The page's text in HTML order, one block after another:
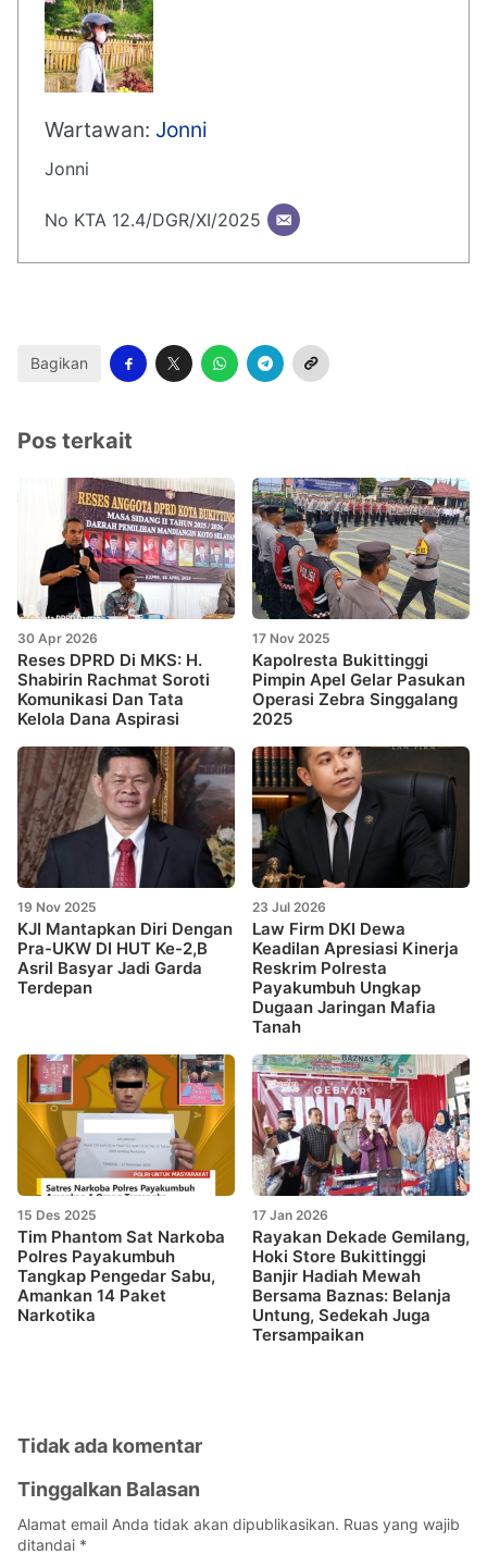
Wartawan: Jonni
Jonni
No KTA 12.4/DGR/XI/2025
Bagikan
Pos terkait
30 Apr 2026
Reses DPRD Di MKS: H.
Shabirin Rachmat Soroti
Komunikasi Dan Tata
Kelola Dana Aspirasi
17 Nov 2025
Kapolresta Bukittinggi
Pimpin Apel Gelar Pasukan
Operasi Zebra Singgalang
2025
19 Nov 2025
KJI Mantapkan Diri Dengan
Pra-UKW DI HUT Ke-2,B
Asril Basyar Jadi Garda
Terdepan
23 Jul 2026
Law Firm DKI Dewa
Keadilan Apresiasi Kinerja
Reskrim Polresta
Payakumbuh Ungkap
Dugaan Jaringan Mafia
Tanah
15 Des 2025
Tim Phantom Sat Narkoba
Polres Payakumbuh
Tangkap Pengedar Sabu,
Amankan 14 Paket
Narkotika
17 Jan 2026
Rayakan Dekade Gemilang,
Hoki Store Bukittinggi
Banjir Hadiah Mewah
Bersama Baznas: Belanja
Untung, Sedekah Juga
Tersampaikan
Tidak ada komentar
Tinggalkan Balasan
Alamat email Anda tidak akan dipublikasikan. Ruas yang wajib
ditandai *